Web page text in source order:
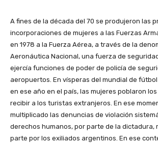
A fines de la década del 70 se produjeron las
incorporaciones de mujeres a las Fuerzas
en 1978 a la Fuerza Aérea, a través de la
Aeronáutica Nacional, una fuerza de
ejercía funciones de poder de policía de
aeropuertos. En vísperas del mundial de
en ese año en el país, las mujeres poblaron
recibir a los turistas extranjeros. En ese
multiplicado las denuncias de violación
derechos humanos, por parte de la dictadura,
parte por los exiliados argentinos. En ese